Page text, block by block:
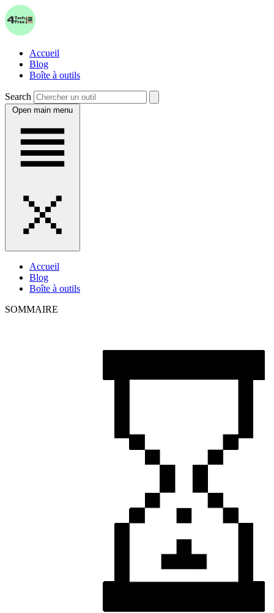
Accueil
Blog
Boîte à outils
Search
Open main menu
Accueil
Blog
Boîte à outils
SOMMAIRE